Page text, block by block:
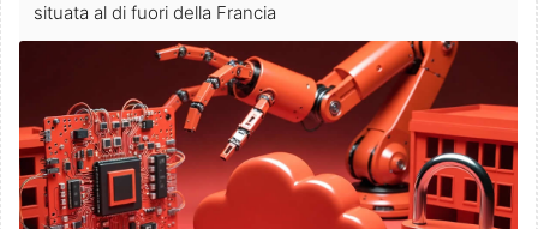
situata al di fuori della Francia